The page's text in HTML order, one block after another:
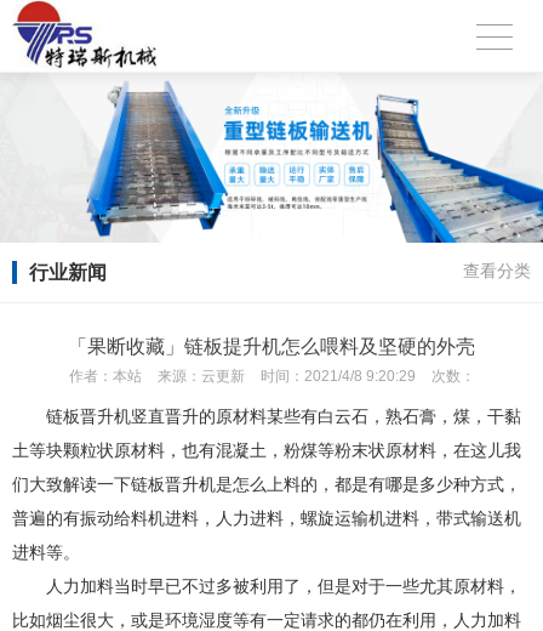
行业新闻 查看分类
「果断收藏」链板提升机怎么喂料及坚硬的外壳
作者： 本站 来源： 云更新 时间： 2021/4/8 9:20:29 次数：
链板晋升机竖直晋升的原材料某些有白云石，熟石膏，煤，干黏
土等块颗粒状原材料，也有混凝土，粉煤等粉末状原材料，在这儿我
们大致解读一下链板晋升机是怎么上料的，都是有哪是多少种方式，
普遍的有振动给料机进料，人力进料，螺旋运输机进料，带式输送机
进料等。
人力加料当时早已不过多被利用了，但是对于一些尤其原材料，
比如烟尘很大，或是环境湿度等有一定请求的都仍在利用，人力加料